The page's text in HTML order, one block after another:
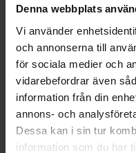
Denna webbplats
Vi använder
och annonserna till
för sociala medier och
vidarebefordrar även
information från din
annons- och
Dessa kan i sin tur
information som du har
hitta hit
Vojmåns
912 92 Vilhelmina
Vägbeskrivning